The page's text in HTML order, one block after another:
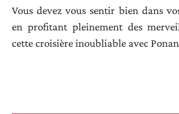
Vous devez vous sentir bien dans
en profitant pleinement des
cette croisière inoubliable avec